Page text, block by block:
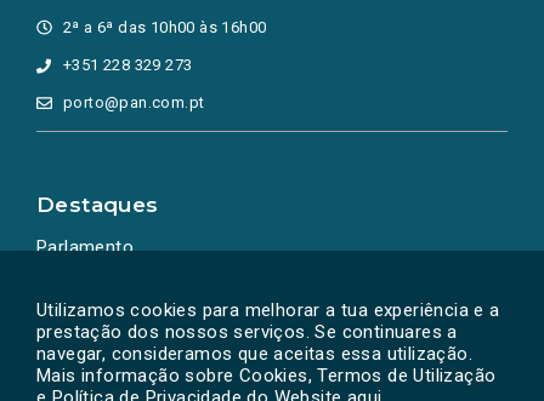
Utilizamos cookies para melhorar a tua experiência e a
prestação dos nossos serviços. Se continuares a
navegar, consideramos que aceitas essa utilização.
Mais informação sobre Cookies, Termos de Utilização
2ª a 6ª das 10h00 às 16h00
+351 228 329 273
porto@pan.com.pt
Destaques
Parlamento